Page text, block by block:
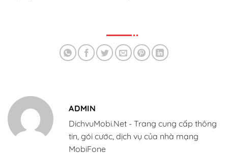
ADMIN
DichvuMobi.Net - Trang cung cấp thông
tin, gói cước, dịch vụ của nhà mạng
MobiFone